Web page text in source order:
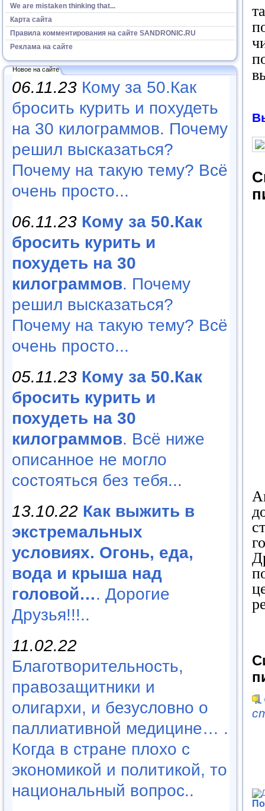
We are mistaken thinking that...
Карта сайта
Правила комментирования на сайте SANDRONIC.RU
Реклама на сайте
Новое на сайте
06.11.23 Кому за 50.Как
бросить курить и похудеть
на 30 килограммов. Почему
решил высказаться?
Почему на такую тему? Всё
очень просто...
06.11.23 Кому за 50.Как
бросить курить и
похудеть на 30
килограммов. Почему
решил высказаться?
Почему на такую тему? Всё
очень просто...
05.11.23 Кому за 50.Как
бросить курить и
похудеть на 30
килограммов. Всё ниже
описанное не могло
состояться без тебя...
13.10.22 Как выжить в
экстремальных
условиях. Огонь, еда,
вода и крыша над
головой…. Дорогие
Друзья!!!..
11.02.22
Благотворительность,
правозащитники и
олигархи, и безусловно о
паллиативной медицине… .
Когда в стране плохо с
экономикой и политикой, то
национальный вопрос..